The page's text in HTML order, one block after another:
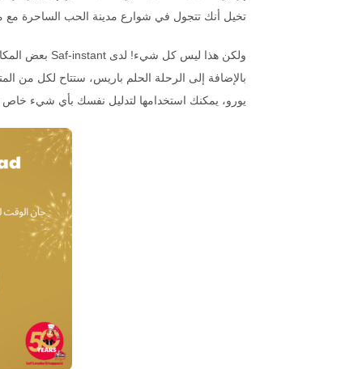
تخيل أنك تتجول في شوارع مدينة الحب الساحرة مع
ولكن هذا ليس كل شيء! لدى Saf-instant بعض المكافآت الاستثنائية في متجرها للأشخاص المؤهلين.
يورو، يمكنك استخدامها لتدليل نفسك بأي شيء خاص